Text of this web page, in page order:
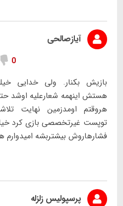
آیازصالحی
0
بازیش بکنار. ولی خدایی
هستش اینهمه شعارعلیه اوشد
هروقتم اومدزمین نهایت
توپست غیرتخصصی بازی کرد
فشارهاروش بیشتربشه
پرسپولیس زلزله